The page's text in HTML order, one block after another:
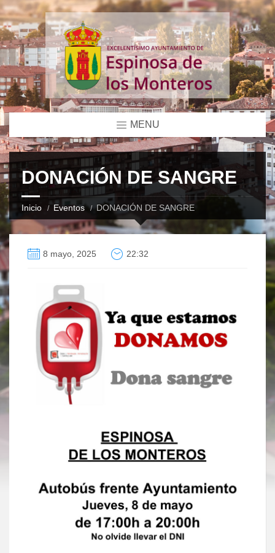
MENU
DONACIÓN DE SANGRE
Inicio Eventos DONACIÓN DE SANGRE
8 mayo, 2025 22:32